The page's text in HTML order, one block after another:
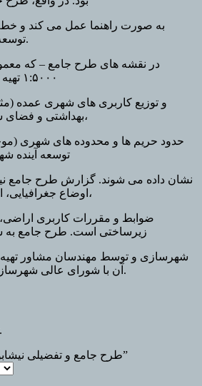
به صورت راهنما عمل می کند و
توسعه شهری را تعیین می کند.
۱:۵۰۰۰ تهیه می شود – محل استقرار
و توزیع کاربری های شهری عمده
بهداشتی و فضای سبز)، تراکم های جمعیتی،
حدود حریم ها و محدوده های شهری
توسعه آینده
نشان داده می شوند. گزارش طرح جامع
اوضاع جغرافیایی، اقتصادی و اجتماعی شهر،
ضوابط و مقررات کاربری
زیرساختی است. طرح جامع
شهرسازی و توسط مهندسان مشاور
آن با شورای عالی شهرسازی و معماری ایران است.
Be the first to review “طرح جامع و تفضیلی نیشابور”